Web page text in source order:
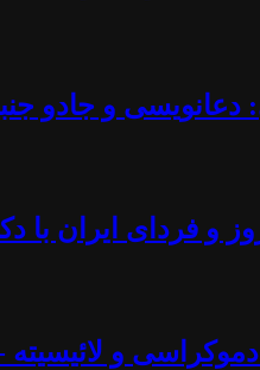
دعانویسی و جادو
و فردای ایران با
دموکراسی و